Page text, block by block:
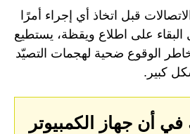
قبل اتخاذ أي إجراء أمرًا
البقاء على اطلاع ويقظة، يستطيع
الوقوع ضحية لهجمات التصيّد
كبير.
أن جهاز الكمبيوتر